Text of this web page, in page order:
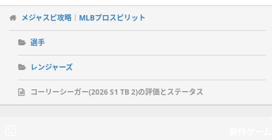
メジャスピ攻略｜MLBプロスピリット
選手
レンジャーズ
コーリーシーガー(2026 S1 TB 2)の評価とステータス